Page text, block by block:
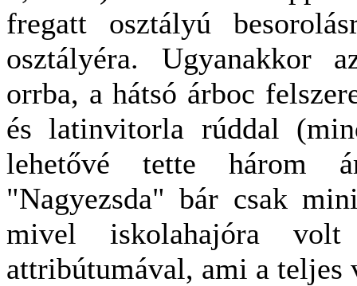
fregatt osztályú
osztályéra. Ugyanakkor
orrba, a hátsó árboc
és latinvitorla rúddal
lehetővé tette három
"Nagyezsda" bár csak
mivel iskolahajóra volt
attribútumával, ami a teljes